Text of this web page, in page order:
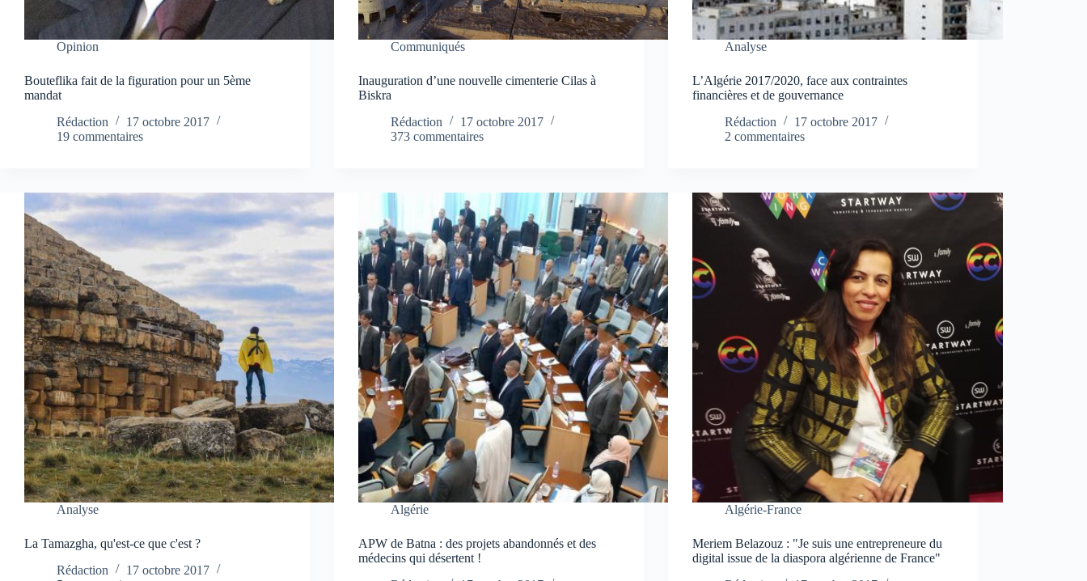
Opinion
Bouteflika fait de la figuration pour un 5ème
mandat
Rédaction
17 octobre 2017
19 commentaires
Communiqués
Inauguration d’une nouvelle cimenterie Cilas à
Biskra
Rédaction
17 octobre 2017
373 commentaires
Analyse
L’Algérie 2017/2020, face aux contraintes
financières et de gouvernance
Rédaction
17 octobre 2017
2 commentaires
Analyse
La Tamazgha, qu'est-ce que c'est ?
Rédaction
17 octobre 2017
Algérie
APW de Batna : des projets abandonnés et des
médecins qui désertent !
Algérie-France
Meriem Belazouz : "Je suis une entrepreneure du
digital issue de la diaspora algérienne de France"